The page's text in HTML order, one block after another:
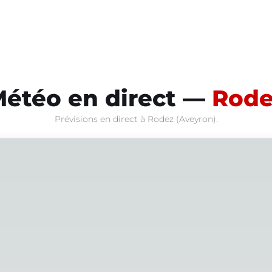
en direct —
Prévisions en direct à Rodez (Aveyron).